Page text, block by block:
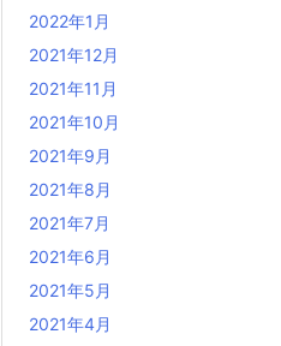
2022年1月
2021年12月
2021年11月
2021年10月
2021年9月
2021年8月
2021年7月
2021年6月
2021年5月
2021年4月